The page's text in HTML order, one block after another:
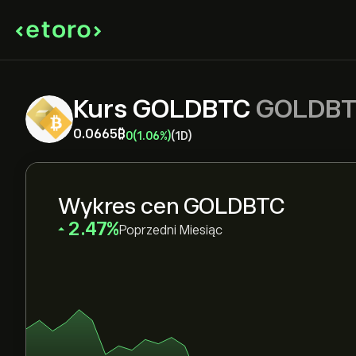
Kurs GOLDBTC
0.0665‎₿‎0(1.06%)(1D)
Wykres cen GOLDBTC
‎2.47‎ Poprzedni Miesiąc